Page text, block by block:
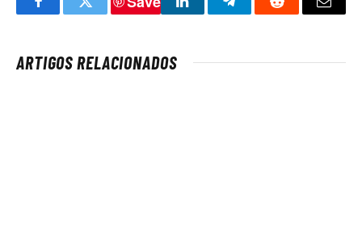
FacebookTwitter LinkedInTelegramReddit Email
ARTIGOS RELACIONADOS